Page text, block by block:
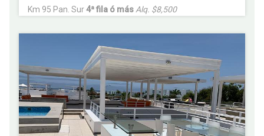
Km 95 Pan. Sur4ª fila ó más Alq. $8,500